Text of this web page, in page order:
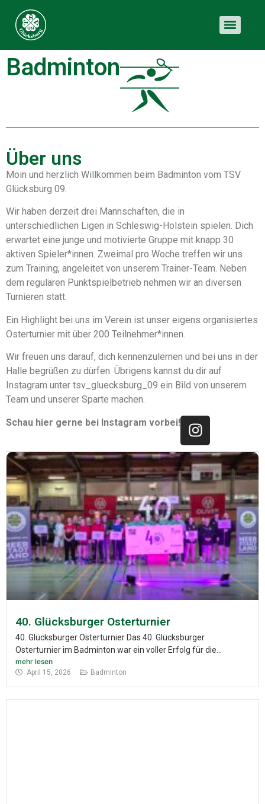
Badminton
Über uns
Moin und herzlich Willkommen beim Badminton vom TSV
Glücksburg 09.
Wir haben derzeit drei Mannschaften, die in
unterschiedlichen Ligen in Schleswig-Holstein spielen. Dich
erwartet eine junge und motivierte Gruppe mit knapp 30
aktiven Spieler*innen. Zweimal pro Woche treffen wir uns
zum Training, angeleitet von unserem Trainer-Team. Neben
dem regulären Punktspielbetrieb nehmen wir an diversen
Turnieren statt.
Ein Highlight bei uns im Verein ist unser eigens organisiertes
Osterturnier mit über 200 Teilnehmer*innen.
Wir freuen uns darauf, dich kennenzulernen und bei uns in der
Halle begrüßen zu dürfen. Übrigens kannst du dir auf
Instagram unter tsv_gluecksburg_09 ein Bild von unserem
Team und unserer Sparte machen.
Schau hier gerne bei Instagram vorbei!
40. Glücksburger Osterturnier
40. Glücksburger Osterturnier Das 40. Glücksburger
Osterturnier im Badminton war ein voller Erfolg für die...
mehr lesen
April 15, 2026 Badminton